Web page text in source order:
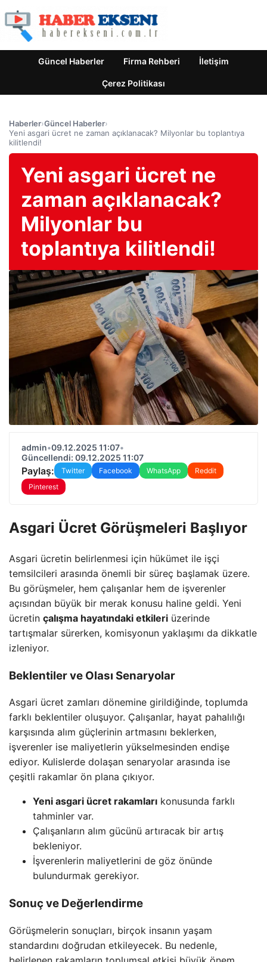
Güncel Haberler Firma Rehberi İletişim
Çerez Politikası
Haberler›Güncel Haberler›
Yeni asgari ücret ne zaman açıklanacak? Milyonlar bu toplantıya
kilitlendi!
Yeni asgari ücret ne
zaman açıklanacak?
Milyonlar bu
toplantıya kilitlendi!
admin•09.12.2025 11:07•
Güncellendi: 09.12.2025 11:07
Paylaş: Twitter Facebook WhatsApp
Reddit
Pinterest
Asgari Ücret Görüşmeleri Başlıyor
Asgari ücretin belirlenmesi için hükümet ile işçi
temsilcileri arasında önemli bir süreç başlamak üzere.
Bu görüşmeler, hem çalışanlar hem de işverenler
açısından büyük bir merak konusu haline geldi. Yeni
ücretin çalışma hayatındaki etkileri üzerinde
tartışmalar sürerken, komisyonun yaklaşımı da dikkatle
izleniyor.
Beklentiler ve Olası Senaryolar
Asgari ücret zamları dönemine girildiğinde, toplumda
farklı beklentiler oluşuyor. Çalışanlar, hayat pahalılığı
karşısında alım güçlerinin artmasını beklerken,
işverenler ise maliyetlerin yükselmesinden endişe
ediyor. Kulislerde dolaşan senaryolar arasında ise
çeşitli rakamlar ön plana çıkıyor.
Yeni asgari ücret rakamları konusunda farklı
tahminler var.
Çalışanların alım gücünü artıracak bir artış
bekleniyor.
İşverenlerin maliyetlerini de göz önünde
bulundurmak gerekiyor.
Sonuç ve Değerlendirme
Görüşmelerin sonuçları, birçok insanın yaşam
standardını doğrudan etkileyecek. Bu nedenle,